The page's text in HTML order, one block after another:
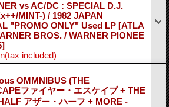
vs AC/DC : SPECIAL D.J.
MINT-) / 1982 JAPAN
"PROMO ONLY" Used LP [ATLA
BROS. / WARNER PIONEE
(tax included)
OMMNIBUS (THE
ファイヤー・エスケイプ + THE
アザー・ハーフ + MORE -